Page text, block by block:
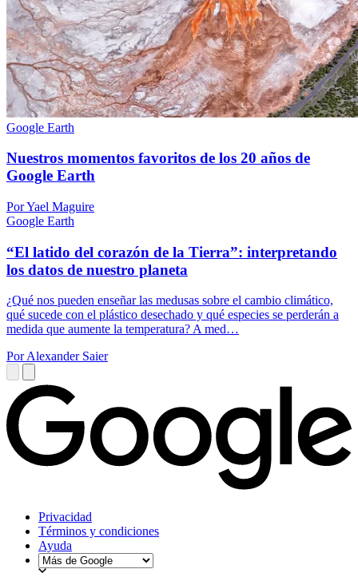
Google Earth
Nuestros momentos favoritos de los 20 años de
Google Earth
Por Yael Maguire
Google Earth
“El latido del corazón de la Tierra”: interpretando
los datos de nuestro planeta
¿Qué nos pueden enseñar las medusas sobre el cambio climático,
qué sucede con el plástico desechado y qué especies se perderán a
medida que aumente la temperatura? A med…
Por Alexander Saier
Privacidad
Términos y condiciones
Ayuda